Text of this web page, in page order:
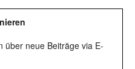
über neue Beiträge via E-